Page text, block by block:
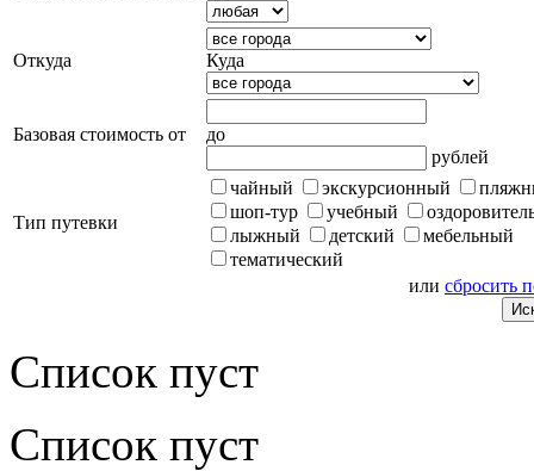
Откуда Куда
Базовая стоимость от
до
рублей
Тип путевки
чайный экскурсионный
шоп-тур
учебный
лыжный
детский
мебельный
тематический
или сбросить
Список пуст
Список пуст